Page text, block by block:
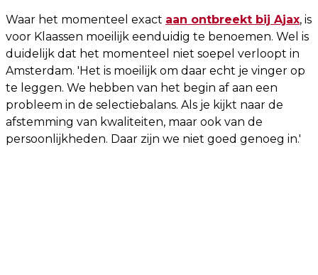
Waar het momenteel exact aan ontbreekt bij Ajax, is
voor Klaassen moeilijk eenduidig te benoemen. Wel is
duidelijk dat het momenteel niet soepel verloopt in
Amsterdam. 'Het is moeilijk om daar echt je vinger op
te leggen. We hebben van het begin af aan een
probleem in de selectiebalans. Als je kijkt naar de
afstemming van kwaliteiten, maar ook van de
persoonlijkheden. Daar zijn we niet goed genoeg in.'